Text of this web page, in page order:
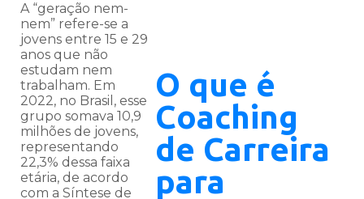
A “geração nem-
nem” refere-se a
jovens entre 15 e 29
anos que não
estudam nem
trabalham. Em
2022, no Brasil, esse
grupo somava 10,9
milhões de jovens,
representando
22,3% dessa faixa
etária, de acordo
com a Síntese de
O que é
Coaching
de Carreira
para